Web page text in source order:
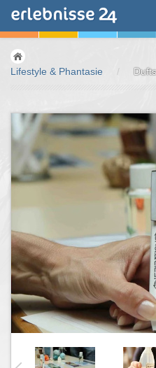
Lifestyle & Phantasie /